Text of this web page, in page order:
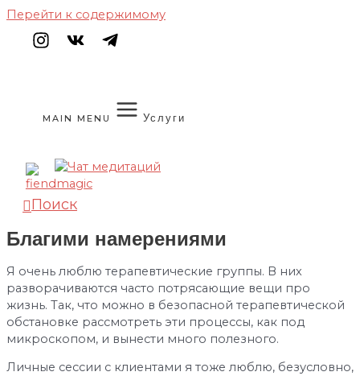
Перейти к содержимому
MAIN MENU Услуги
Поиск
Благими намерениями
Я очень люблю терапевтические группы. В них
разворачиваются часто потрясающие вещи про
жизнь. Так, что можно в безопасной терапевтической
обстановке рассмотреть эти процессы, как под
микроскопом, и вынести много полезного.
Личные сессии с клиентами я тоже люблю, безусловно,